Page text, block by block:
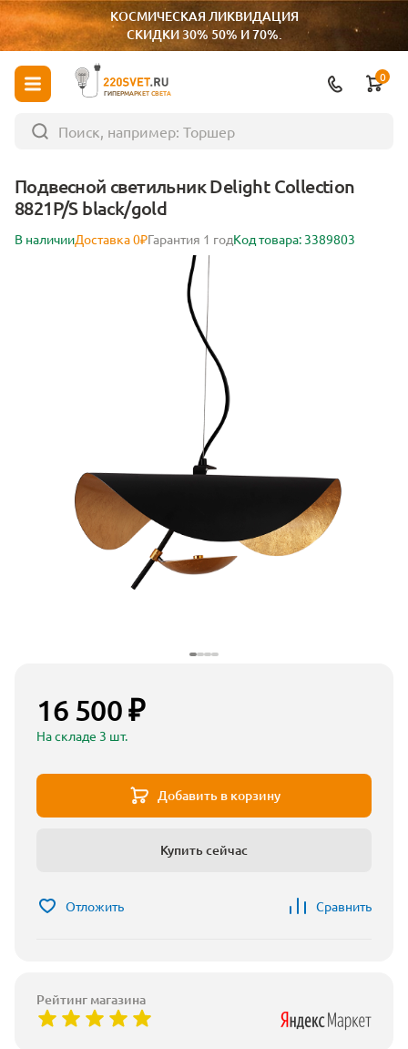
КОСМИЧЕСКАЯ ЛИКВИДАЦИЯ
СКИДКИ 30% 50% И 70%.
ГИПЕРМАРКЕТ СВЕТА
0
Подвесной светильник Delight Collection
8821P/S black/gold
В наличииДоставка 0₽Гарантия 1 годКод товара: 3389803
16 500 ₽
На складе 3 шт.
Добавить в корзину
Купить сейчас
Отложить Сравнить
Рейтинг магазина